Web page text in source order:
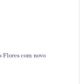
Flores com novo